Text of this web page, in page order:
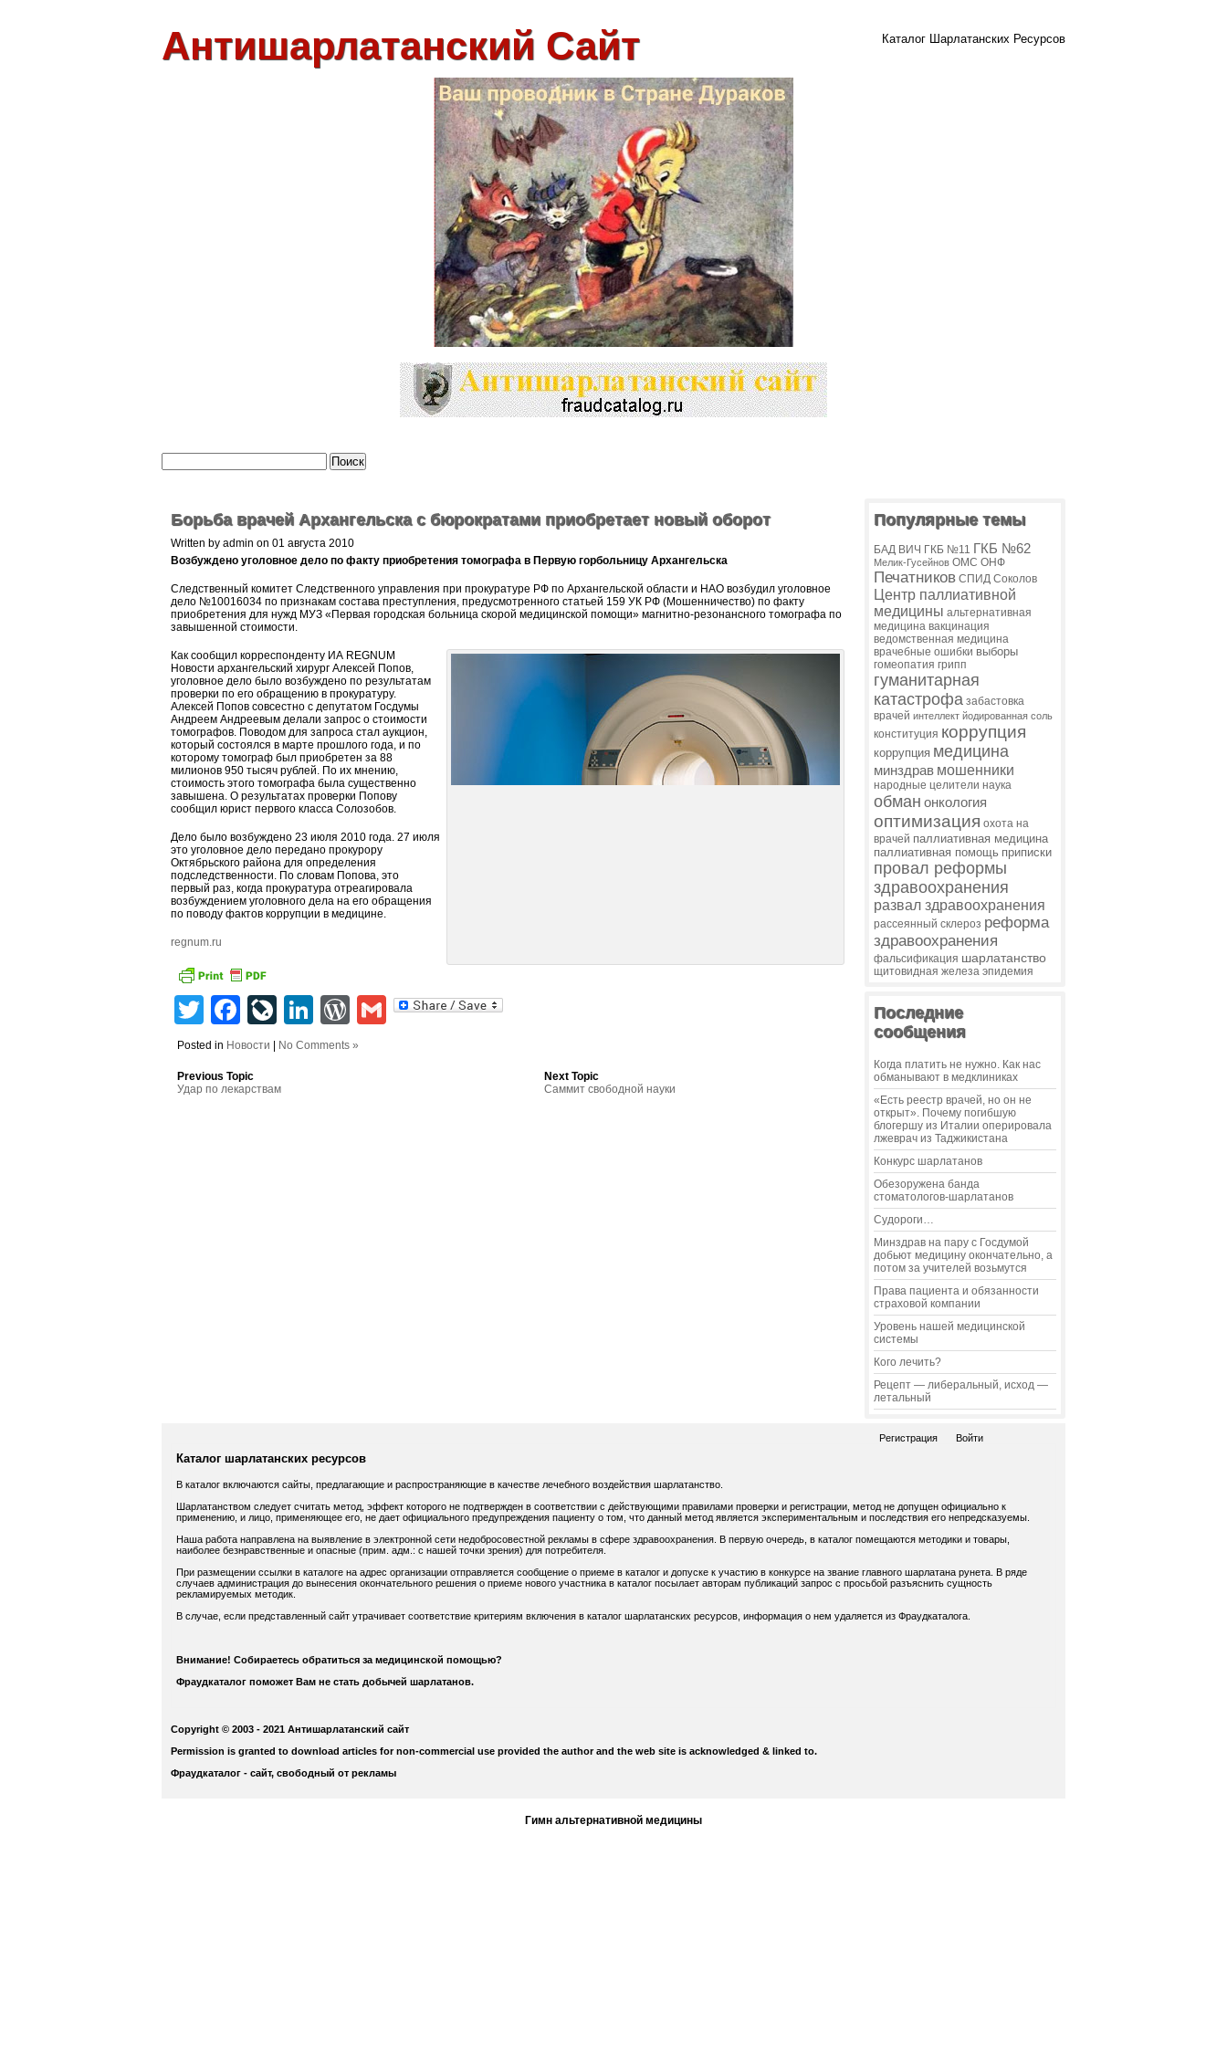
Антишарлатанский Сайт Каталог Шарлатанских Ресурсов
Борьба врачей Архангельска с бюрократами приобретает новый оборот
Written by admin on 01 августа 2010
Возбуждено уголовное дело по факту приобретения томографа в Первую горбольницу Архангельска
Следственный комитет Следственного управления при прокуратуре РФ по Архангельской области и НАО возбудил уголовное
дело №10016034 по признакам состава преступления, предусмотренного статьей 159 УК РФ (Мошенничество) по факту
приобретения для нужд МУЗ «Первая городская больница скорой медицинской помощи» магнитно-резонансного томографа по
завышенной стоимости.
Как сообщил корреспонденту ИА REGNUM
Новости архангельский хирург Алексей Попов,
уголовное дело было возбуждено по результатам
проверки по его обращению в прокуратуру.
Алексей Попов совсестно с депутатом Госдумы
Андреем Андреевым делали запрос о стоимости
томографов. Поводом для запроса стал аукцион,
который состоялся в марте прошлого года, и по
которому томограф был приобретен за 88
милионов 950 тысяч рублей. По их мнению,
стоимость этого томографа была существенно
завышена. О результатах проверки Попову
сообщил юрист первого класса Солозобов.
Дело было возбуждено 23 июля 2010 года. 27 июля
это уголовное дело передано прокурору
Октябрьского района для определения
подследственности. По словам Попова, это
первый раз, когда прокуратура отреагировала
возбуждением уголовного дела на его обращения
по поводу фактов коррупции в медицине.
regnum.ru
TwitterFacebook
LiveJournal
LinkedIn
WordPress
Gmail
Posted in Новости No Comments »
Previous Topic
Удар по лекарствам
Next Topic
Саммит свободной науки
Популярные темы
БАД ВИЧ ГКБ №11 ГКБ №62
Мелик-Гусейнов ОМС ОНФ
Печатников СПИД Соколов
Центр паллиативной
медицины альтернативная
медицина вакцинация
ведомственная медицина
врачебные ошибки выборы
гомеопатия грипп
гуманитарная
катастрофа забастовка
врачей интеллект йодированная соль
конституция коррупция
коррупция медицина
минздрав мошенники
народные целители наука
обман онкология
оптимизация охота на
врачей паллиативная медицина
паллиативная помощь приписки
провал реформы
здравоохранения
развал здравоохранения
рассеянный склероз реформа
здравоохранения
фальсификация шарлатанство
щитовидная железа эпидемия
Последние
сообщения
Когда платить не нужно. Как нас
обманывают в медклиниках
«Есть реестр врачей, но он не
открыт». Почему погибшую
блогершу из Италии оперировала
лжеврач из Таджикистана
Конкурс шарлатанов
Обезоружена банда
стоматологов-шарлатанов
Судороги…
Минздрав на пару с Госдумой
добьют медицину окончательно, а
потом за учителей возьмутся
Права пациента и обязанности
страховой компании
Уровень нашей медицинской
системы
Кого лечить?
Рецепт — либеральный, исход —
летальный
Регистрация Войти
Каталог шарлатанских ресурсов
В каталог включаются сайты, предлагающие и распространяющие в качестве лечебного воздействия шарлатанство.
Шарлатанством следует считать метод, эффект которого не подтвержден в соответствии с действующими правилами проверки и регистрации, метод не допущен официально к
применению, и лицо, применяющее его, не дает официального предупреждения пациенту о том, что данный метод является экспериментальным и последствия его непредсказуемы.
Наша работа направлена на выявление в электронной сети недобросовестной рекламы в сфере здравоохранения. В первую очередь, в каталог помещаются методики и товары,
наиболее безнравственные и опасные (прим. адм.: с нашей точки зрения) для потребителя.
При размещении ссылки в каталоге на адрес организации отправляется сообщение о приеме в каталог и допуске к участию в конкурсе на звание главного шарлатана рунета. В ряде
случаев администрация до вынесения окончательного решения о приеме нового участника в каталог посылает авторам публикаций запрос с просьбой разъяснить сущность
рекламируемых методик.
В случае, если представленный сайт утрачивает соответствие критериям включения в каталог шарлатанских ресурсов, информация о нем удаляется из Фраудкаталога.
Внимание! Собираетесь обратиться за медицинской помощью?
Фраудкаталог поможет Вам не стать добычей шарлатанов.
Copyright © 2003 - 2021 Антишарлатанский сайт
Permission is granted to download articles for non-commercial use provided the author and the web site is acknowledged & linked to.
Фраудкаталог - сайт, свободный от рекламы
Гимн альтернативной медицины